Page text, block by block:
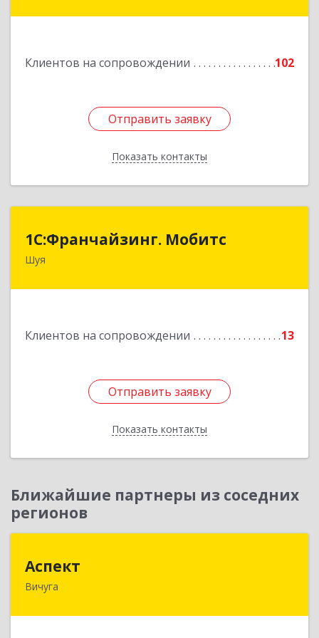
Клиентов на сопровождении 102
Отправить заявку
Показать контакты
Отправить заявку
Назад
1С:Франчайзинг. Мобитс
Шуя
Клиентов на сопровождении 13
Отправить заявку
Показать контакты
1С:Франчайзинг. Мобитс
Отправить заявку
Назад
Ближайшие партнеры из соседних
регионов
Аспект
Вичуга
155331, Ивановская обл, Вичугский р-н, Вичуга